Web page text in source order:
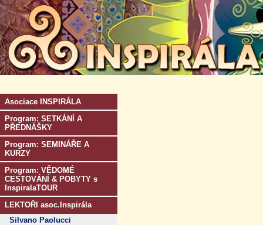
Asociace INSPIRÁLA
Program: SETKÁNÍ A
PŘEDNÁŠKY
Program: SEMINÁŘE A
KURZY
Program: VĚDOMÉ
CESTOVÁNÍ & POBYTY s
InspiralaTOUR
LEKTOŘI asoc.Inspirála
Silvano Paolucci